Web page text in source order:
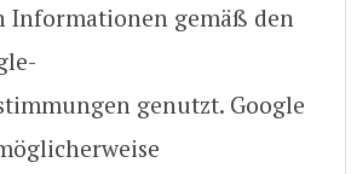
Informationen gemäß den
genutzt. Google